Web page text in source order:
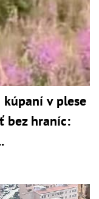
v plese
bez hraníc: